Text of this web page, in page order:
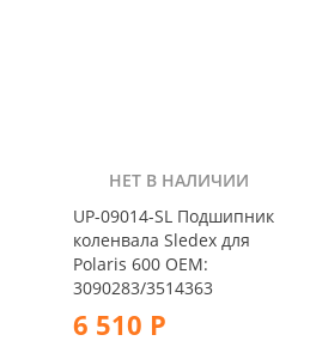
НЕТ В НАЛИЧИИ
UP-09014-SL Подшипник
коленвала Sledex для
Polaris 600 OEM:
3090283/3514363
6 510 Р